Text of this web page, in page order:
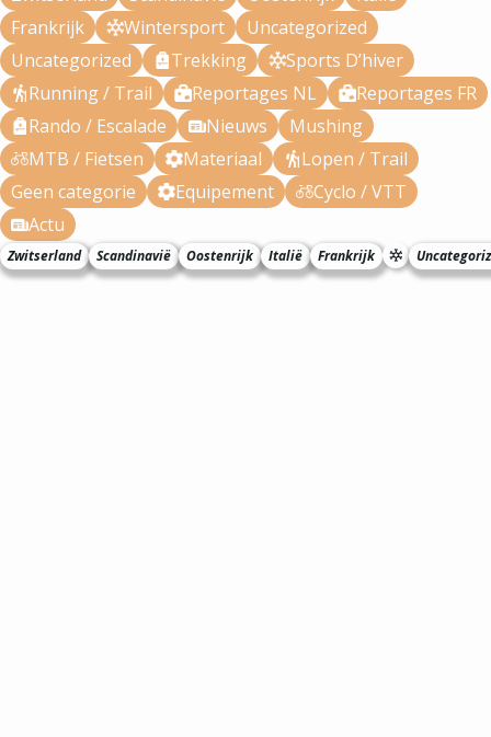
Frankrijk
Wintersport
Uncategorized
Uncategorized
Trekking
Sports D’hiver
Running / Trail
Reportages NL
Reportages FR
Rando / Escalade
Nieuws
Mushing
MTB / Fietsen
Materiaal
Lopen / Trail
Geen categorie
Equipement
Cyclo / VTT
Actu
Zwitserland Scandinavië Oostenrijk Italië Frankrijk